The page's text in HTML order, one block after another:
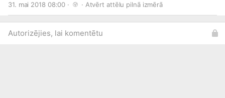
31. mai 2018 08:00 · · Atvērt attēlu pilnā izmērā
Autorizējies, lai komentētu